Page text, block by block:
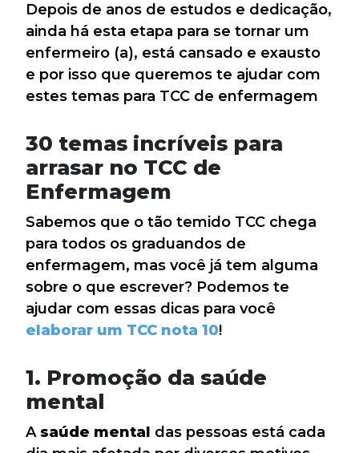
Depois de anos de estudos e dedicação,
ainda há esta etapa para se tornar um
enfermeiro (a), está cansado e exausto
e por isso que queremos te ajudar com
estes temas para TCC de enfermagem
30 temas incríveis para
arrasar no TCC de
Enfermagem
Sabemos que o tão temido TCC chega
para todos os graduandos de
enfermagem, mas você já tem alguma
sobre o que escrever? Podemos te
ajudar com essas dicas para você
elaborar um TCC nota 10!
1. Promoção da saúde
mental
A saúde mental das pessoas está cada